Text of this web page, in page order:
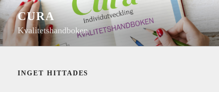
Hoppa
till
innehåll
CURA
Kvalitetshandboken
INGET HITTADES